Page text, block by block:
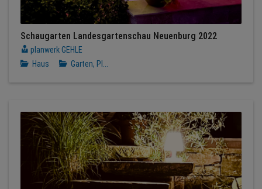
Schaugarten Landesgartenschau Neuenburg 2022
planwerk GEHLE
Haus
Garten, Pl...